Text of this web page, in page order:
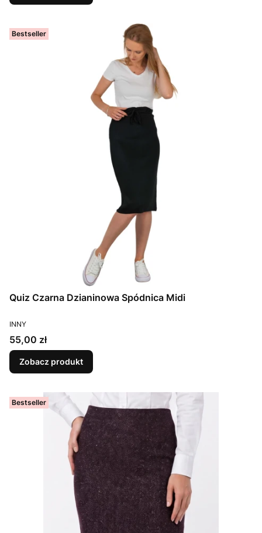
Bestseller
Quiz Czarna Dzianinowa Spódnica Midi
PRODUCENT
INNY
Cena
55,00 zł
Zobacz produkt
Bestseller